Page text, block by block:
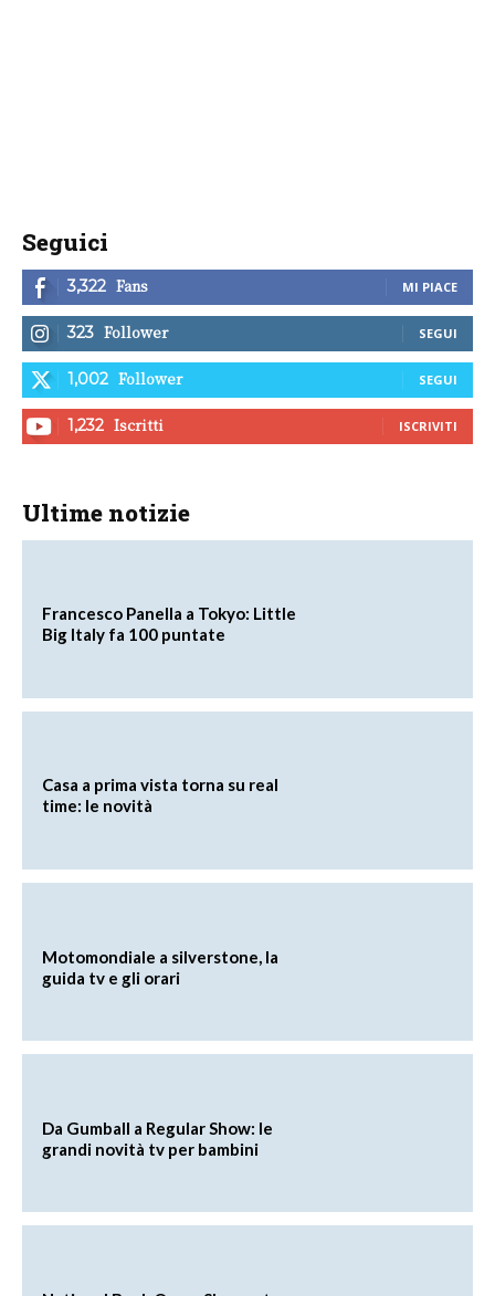
Seguici
3,322 Fans MI PIACE
323 Follower SEGUI
1,002 Follower SEGUI
1,232 Iscritti ISCRIVITI
Ultime notizie
Francesco Panella a Tokyo: Little
Big Italy fa 100 puntate
Casa a prima vista torna su real
time: le novità
Motomondiale a silverstone, la
guida tv e gli orari
Da Gumball a Regular Show: le
grandi novità tv per bambini